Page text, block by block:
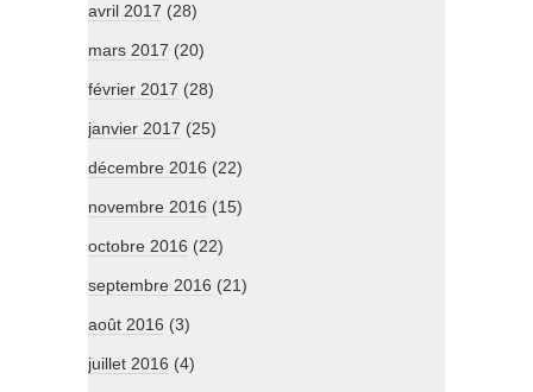
avril 2017 (28)
mars 2017 (20)
février 2017 (28)
janvier 2017 (25)
décembre 2016 (22)
novembre 2016 (15)
octobre 2016 (22)
septembre 2016 (21)
août 2016 (3)
juillet 2016 (4)